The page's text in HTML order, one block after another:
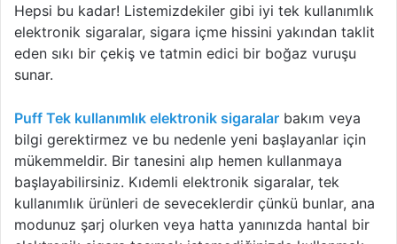
Hepsi bu kadar! Listemizdekiler gibi iyi tek kullanımlık
elektronik sigaralar, sigara içme hissini yakından taklit
eden sıkı bir çekiş ve tatmin edici bir boğaz vuruşu
sunar.
Puff Tek kullanımlık elektronik sigaralar bakım veya
bilgi gerektirmez ve bu nedenle yeni başlayanlar için
mükemmeldir. Bir tanesini alıp hemen kullanmaya
başlayabilirsiniz. Kıdemli elektronik sigaralar, tek
kullanımlık ürünleri de seveceklerdir çünkü bunlar, ana
modunuz şarj olurken veya hatta yanınızda hantal bir